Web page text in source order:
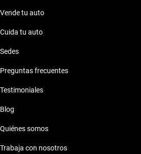
Vende tu auto
Cuida tu auto
Sedes
Preguntas frecuentes
Testimoniales
Blog
Quiénes somos
Trabaja con nosotros